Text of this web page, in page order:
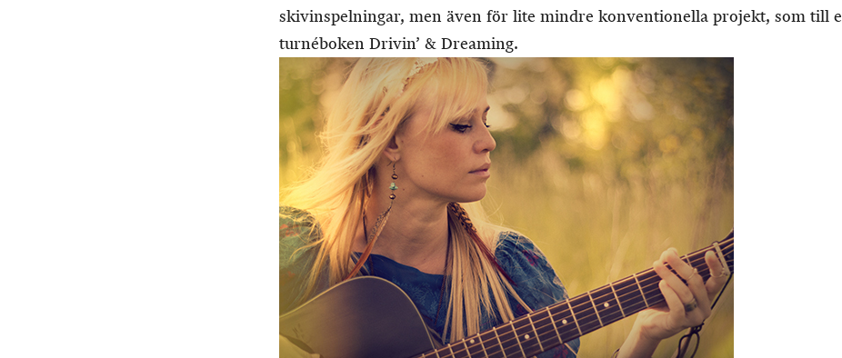
skivinspelningar, men även för lite mindre konventionella projekt, som till
turnéboken Drivin’ & Dreaming.